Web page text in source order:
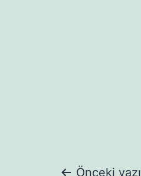
Önceki yazı